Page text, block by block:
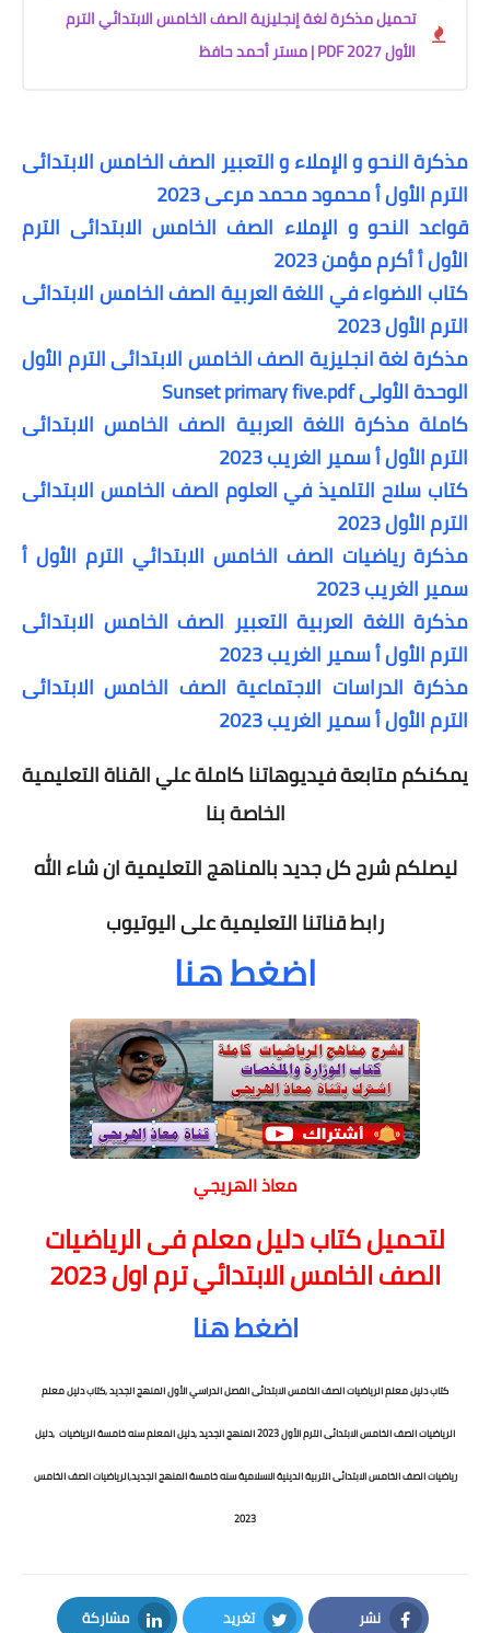
تحميل مذكرة لغة إنجليزية الصف الخامس الابتدائي الترم
الأول 2027 PDF | مستر أحمد حافظ
مذكرة النحو و الإملاء و التعبير الصف الخامس الابتدائى
الترم الأول أ محمود محمد مرعى 2023
قواعد النحو و الإملاء الصف الخامس الابتدائى الترم
الأول أ أكرم مؤمن 2023
كتاب الاضواء في اللغة العربية الصف الخامس الابتدائى
الترم الأول 2023
مذكرة لغة انجليزية الصف الخامس الابتدائى الترم الأول
الوحدة الأولى Sunset primary five.pdf
كاملة مذكرة اللغة العربية الصف الخامس الابتدائى
الترم الأول أ سمير الغريب 2023
كتاب سلاح التلميذ في العلوم الصف الخامس الابتدائى
الترم الأول 2023
مذكرة رياضيات الصف الخامس الابتدائي الترم الأول أ
سمير الغريب 2023
مذكرة اللغة العربية التعبير الصف الخامس الابتدائى
الترم الأول أ سمير الغريب 2023
مذكرة الدراسات الاجتماعية الصف الخامس الابتدائى
الترم الأول أ سمير الغريب 2023
يمكنكم متابعة فيديوهاتنا كاملة علي القناة التعليمية
الخاصة بنا
ليصلكم شرح كل جديد بالمناهج التعليمية ان شاء الله
رابط قناتنا التعليمية على اليوتيوب
اضغط هنا
معاذ الهريجي
لتحميل كتاب دليل معلم فى الرياضيات
الصف الخامس الابتدائي ترم اول 2023
اضغط هنا
كتاب دليل معلم الرياضيات الصف الخامس الابتدائى الفصل الدراسي الأول المنهج الجديد ,كتاب دليل معلم
الرياضيات الصف الخامس الابتدائى الترم الأول 2023 المنهج الجديد ,دليل المعلم سنه خامسة الرياضيات ,دليل
رياضيات الصف الخامس الابتدائى التربية الدينية الاسلامية سنه خامسة المنهج الجديد,الرياضيات الصف الخامس
2023
نشر تغريد مشاركة